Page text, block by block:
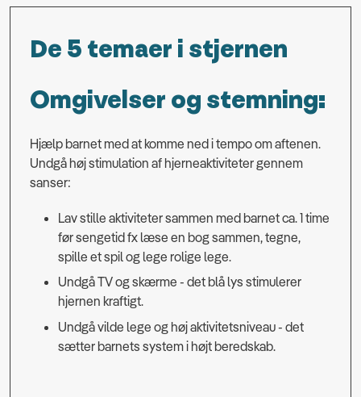
De 5 temaer i stjernen
Omgivelser og stemning:
Hjælp barnet med at komme ned i tempo om aftenen.
Undgå høj stimulation af hjerneaktiviteter gennem
sanser:
Lav stille aktiviteter sammen med barnet ca. 1 time
før sengetid fx læse en bog sammen, tegne,
spille et spil og lege rolige lege.
Undgå TV og skærme - det blå lys stimulerer
hjernen kraftigt.
Undgå vilde lege og høj aktivitetsniveau - det
sætter barnets system i højt beredskab.